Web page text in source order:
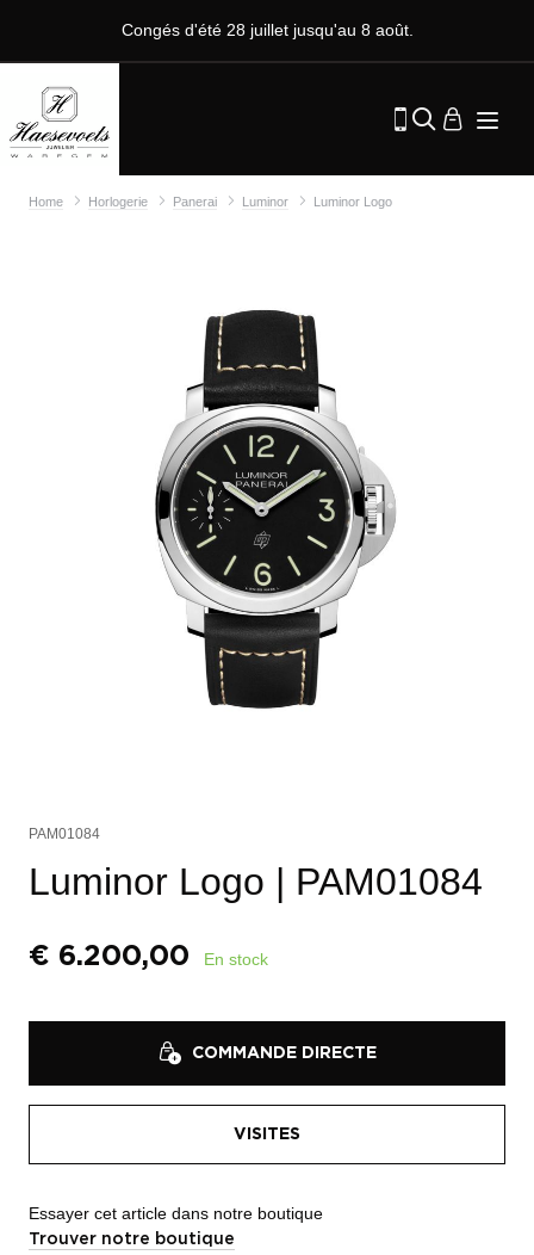
Congés d'été 28 juillet jusqu'au 8 août.
Home Horlogerie Panerai Luminor Luminor Logo
PAM01084
Luminor Logo | PAM01084
€ 6.200,00 En stock
COMMANDE DIRECTE
VISITES
Essayer cet article dans notre boutique
Trouver notre boutique